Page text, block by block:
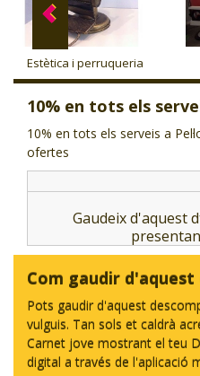
CJ
Estètica i perruqueria
10% en tots els
10% en tots els serveis a
ofertes
Gaudeix d'aquest
Com gaudir
Pots gaudir d'aquest
vulguis. Tan sols et caldrà
Carnet jove mostrant el teu
digital a través de l'aplicació